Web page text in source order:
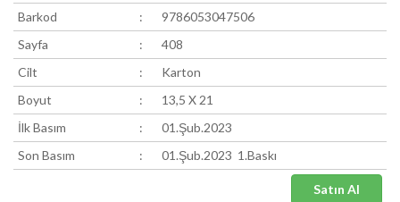
Barkod
:
9786053047506
Sayfa
:
408
Cilt
:
Karton
Boyut
:
13,5 X 21
İlk Basım
:
01.Şub.2023
Son Basım
: 01.Şub.2023 1.Baskı